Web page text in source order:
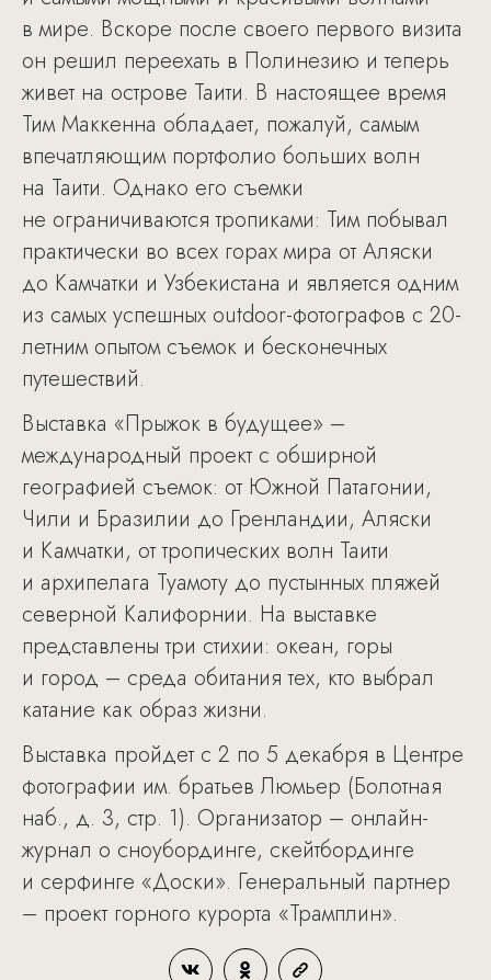
в мире. Вскоре после своего первого визита
он решил переехать в Полинезию и теперь
живет на острове Таити. В настоящее время
Тим Маккенна обладает, пожалуй, самым
впечатляющим портфолио больших волн
на Таити. Однако его съемки
не ограничиваются тропиками: Тим побывал
практически во всех горах мира от Аляски
до Камчатки и Узбекистана и является одним
из самых успешных outdoor-фотографов с 20-
летним опытом съемок и бесконечных
путешествий.
Выставка «Прыжок в будущее» –
международный проект с обширной
географией съемок: от Южной Патагонии,
Чили и Бразилии до Гренландии, Аляски
и Камчатки, от тропических волн Таити
и архипелага Туамоту до пустынных пляжей
северной Калифорнии. На выставке
представлены три стихии: океан, горы
и город – среда обитания тех, кто выбрал
катание как образ жизни.
Выставка пройдет с 2 по 5 декабря в Центре
фотографии им. братьев Люмьер (Болотная
наб., д. 3, стр. 1). Организатор – онлайн-
журнал о сноубординге, скейтбординге
и серфинге «Доски». Генеральный партнер
– проект горного курорта «Трамплин».